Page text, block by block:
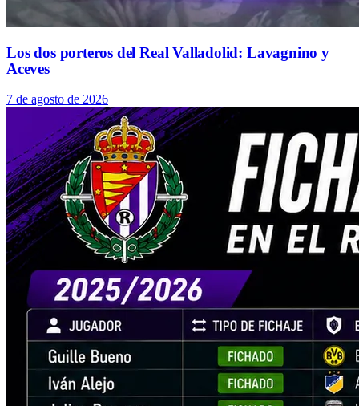
Los dos porteros del Real Valladolid: Lavagnino y
Aceves
7 de agosto de 2026